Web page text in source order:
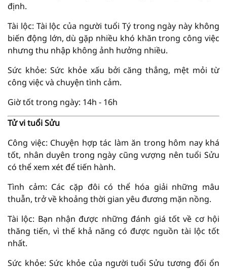
định.
Tài lộc: Tài lộc của người tuổi Tý trong ngày này không
biến động lớn, dù gặp nhiều khó khăn trong công việc
nhưng thu nhập không ảnh hưởng nhiều.
Sức khỏe: Sức khỏe xấu bởi căng thẳng, mệt mỏi từ
công việc và chuyện tình cảm.
Giờ tốt trong ngày: 14h - 16h
Tử vi tuổi Sửu
Công việc: Chuyện hợp tác làm ăn trong hôm nay khá
tốt, nhân duyên trong ngày cũng vượng nên tuổi Sửu
có thể xem xét để tiến hành.
Tình cảm: Các cặp đôi có thể hóa giải những mâu
thuẫn, trở về khoảng thời gian yêu đương mặn nồng.
Tài lộc: Bạn nhận được những đánh giá tốt về cơ hội
thăng tiến, vì thế khả năng có được nguồn tài lộc tốt
nhất.
Sức khỏe: Sức khỏe của người tuổi Sửu tương đối ổn